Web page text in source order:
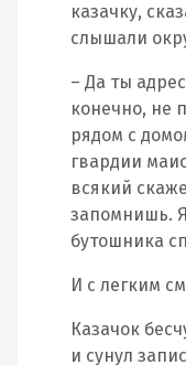
казачку,
слышали
– Да ты
конечно, не
рядом с
гвардии
всякий
запомнишь.
бутошника
И с легким
Казачок
и сунул